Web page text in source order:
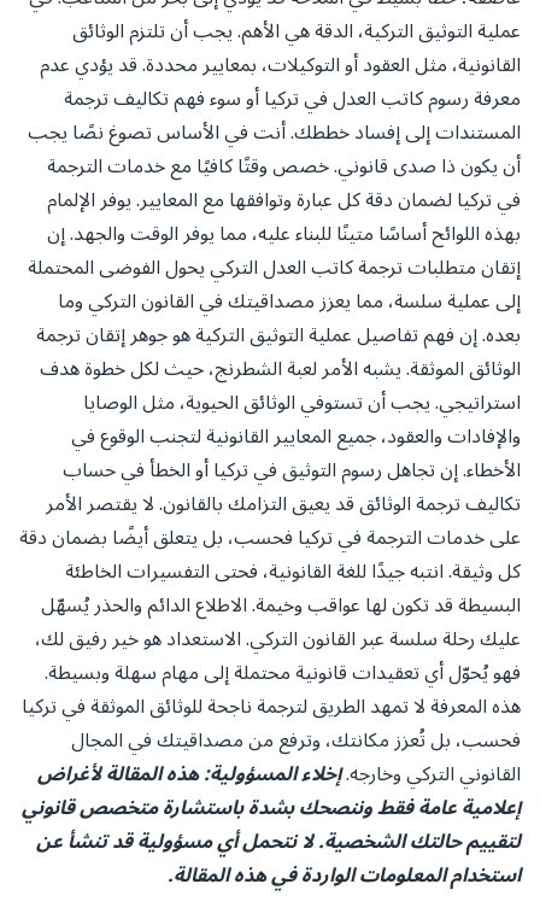
عملية التوثيق التركية، الدقة هي الأهم. يجب أن تلتزم الوثائق
القانونية، مثل العقود أو التوكيلات، بمعايير محددة. قد يؤدي عدم
معرفة رسوم كاتب العدل في تركيا أو سوء فهم تكاليف ترجمة
المستندات إلى إفساد خططك. أنت في الأساس تصوغ نصًا يجب
أن يكون ذا صدى قانوني. خصص وقتًا كافيًا مع خدمات الترجمة
في تركيا لضمان دقة كل عبارة وتوافقها مع المعايير. يوفر الإلمام
بهذه اللوائح أساسًا متينًا للبناء عليه، مما يوفر الوقت والجهد. إن
إتقان متطلبات ترجمة كاتب العدل التركي يحول الفوضى المحتملة
إلى عملية سلسة، مما يعزز مصداقيتك في القانون التركي وما
بعده. إن فهم تفاصيل عملية التوثيق التركية هو جوهر إتقان ترجمة
الوثائق الموثقة. يشبه الأمر لعبة الشطرنج، حيث لكل خطوة هدف
استراتيجي. يجب أن تستوفي الوثائق الحيوية، مثل الوصايا
والإفادات والعقود، جميع المعايير القانونية لتجنب الوقوع في
الأخطاء. إن تجاهل رسوم التوثيق في تركيا أو الخطأ في حساب
تكاليف ترجمة الوثائق قد يعيق التزامك بالقانون. لا يقتصر الأمر
على خدمات الترجمة في تركيا فحسب، بل يتعلق أيضًا بضمان دقة
كل وثيقة. انتبه جيدًا للغة القانونية، فحتى التفسيرات الخاطئة
البسيطة قد تكون لها عواقب وخيمة. الاطلاع الدائم والحذر يُسهّل
عليك رحلة سلسة عبر القانون التركي. الاستعداد هو خير رفيق لك،
فهو يُحوّل أي تعقيدات قانونية محتملة إلى مهام سهلة وبسيطة.
هذه المعرفة لا تمهد الطريق لترجمة ناجحة للوثائق الموثقة في تركيا
فحسب، بل تُعزز مكانتك، وترفع من مصداقيتك في المجال
القانوني التركي وخارجه.إخلاء المسؤولية: هذه المقالة لأغراض
إعلامية عامة فقط وننصحك بشدة باستشارة متخصص قانوني
لتقييم حالتك الشخصية. لا نتحمل أي مسؤولية قد تنشأ عن
استخدام المعلومات الواردة في هذه المقالة.